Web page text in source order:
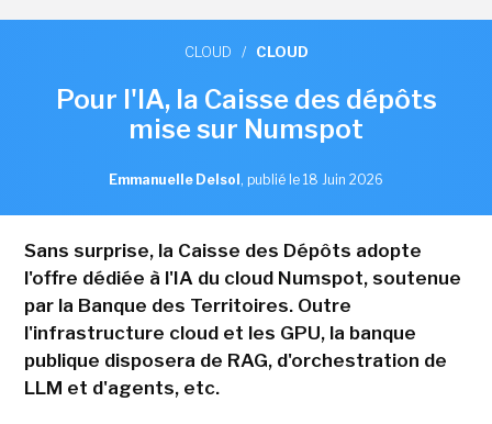
CLOUD / CLOUD
Pour l'IA, la Caisse des dépôts
mise sur Numspot
Emmanuelle Delsol , publié le 18 Juin 2026
Sans surprise, la Caisse des Dépôts adopte
l'offre dédiée à l'IA du cloud Numspot, soutenue
par la Banque des Territoires. Outre
l'infrastructure cloud et les GPU, la banque
publique disposera de RAG, d'orchestration de
LLM et d'agents, etc.